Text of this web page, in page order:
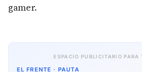
gamer.
ESPACIO PUBLICITARIO PARA
EL FRENTE · PAUTA